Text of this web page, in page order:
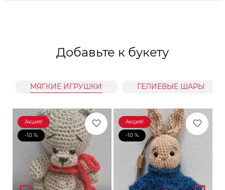
Добавьте к букету
МЯГКИЕ ИГРУШКИ ГЕЛИЕВЫЕ ШАРЫ
Акция!
-10 %
Акция!
-10 %